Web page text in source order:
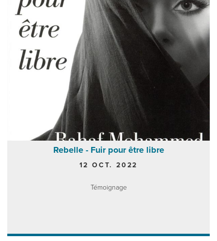
Rebelle - Fuir pour être libre
12 OCT. 2022
Témoignage